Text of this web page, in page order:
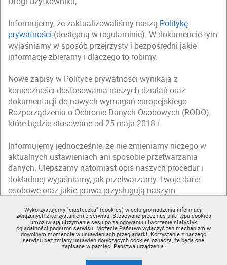
Wykorzystujemy "ciasteczka" (cookies) w celu gromadzenia informacji
związanych z korzystaniem z serwisu. Stosowane przez nas pliki typu cookies
umożliwiają utrzymanie sesji po zalogowaniu i tworzenie statystyk
oglądalności podstron serwisu. Możecie Państwo wyłączyć ten mechanizm w
dowolnym momencie w ustawieniach przeglądarki. Korzystanie z naszego
serwisu bez zmiany ustawień dotyczących cookies oznacza, że będą one
zapisane w pamięci Państwa urządzenia.
Informujemy, że zaktualizowaliśmy naszą Politykę
prywatności (dostępną w regulaminie). W dokumencie tym
wyjaśniamy w sposób przejrzysty i bezpośredni jakie
informacje zbieramy i dlaczego to robimy.
Nowe zapisy w Polityce prywatności wynikają z
konieczności dostosowania naszych działań oraz
dokumentacji do nowych wymagań europejskiego
Rozporządzenia o Ochronie Danych Osobowych (RODO),
które będzie stosowane od 25 maja 2018 r.
Informujemy jednocześnie, że nie zmieniamy niczego w
aktualnych ustawieniach ani sposobie przetwarzania
danych. Ulepszamy natomiast opis naszych procedur i
dokładniej wyjaśniamy, jak przetwarzamy Twoje dane
osobowe oraz jakie prawa przysługują naszym
Zapraszamy Cię do zapoznania się ze zmienionąPolityką
prywatności(dostępną w regulaminie).